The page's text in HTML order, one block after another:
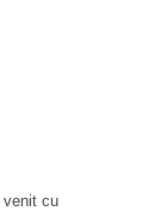
venit cu